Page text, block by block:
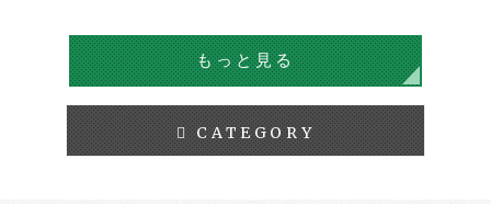
もっと見る
CATEGORY